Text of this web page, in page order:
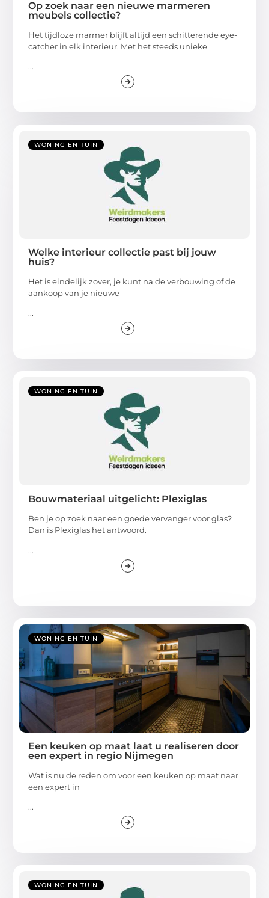
Op zoek naar een nieuwe marmeren
meubels collectie?
Het tijdloze marmer blijft altijd een schitterende eye-
catcher in elk interieur. Met het steeds unieke
...
WONING EN TUIN
Welke interieur collectie past bij jouw
huis?
Het is eindelijk zover, je kunt na de verbouwing of de
aankoop van je nieuwe
...
WONING EN TUIN
Bouwmateriaal uitgelicht: Plexiglas
Ben je op zoek naar een goede vervanger voor glas?
Dan is Plexiglas het antwoord.
...
WONING EN TUIN
Een keuken op maat laat u realiseren door
een expert in regio Nijmegen
Wat is nu de reden om voor een keuken op maat naar
een expert in
...
WONING EN TUIN